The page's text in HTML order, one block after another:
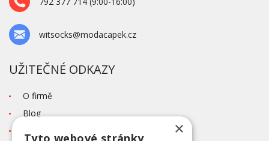
witsocks@modacapek.cz
UŽITEČNÉ ODKAZY
O firmě
Blog
×
Tyto webové stránky